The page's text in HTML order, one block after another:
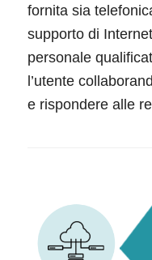
fornita sia
supporto di
personale
l’utente
e rispondere alle